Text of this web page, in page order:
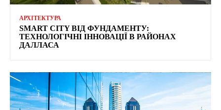
АРХІТЕКТУРА
SMART CITY ВІД ФУНДАМЕНТУ:
ТЕХНОЛОГІЧНІ ІННОВАЦІЇ В РАЙОНАХ
ДАЛЛАСА